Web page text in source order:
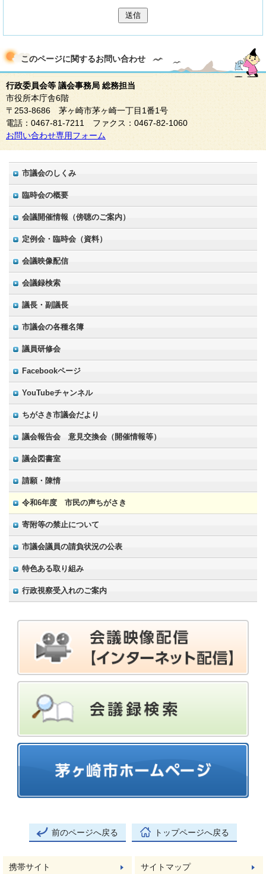
送信
このページに関するお問い合わせ
行政委員会等 議会事務局 総務担当
市役所本庁舎6階
〒253-8686 茅ヶ崎市茅ヶ崎一丁目1番1号
電話：0467-81-7211 ファクス：0467-82-1060
お問い合わせ専用フォーム
市議会のしくみ
臨時会の概要
会議開催情報（傍聴のご案内）
定例会・臨時会（資料）
会議映像配信
会議録検索
議長・副議長
市議会の各種名簿
議員研修会
Facebookページ
YouTubeチャンネル
ちがさき市議会だより
議会報告会 意見交換会（開催情報等）
議会図書室
請願・陳情
令和6年度 市民の声ちがさき
寄附等の禁止について
市議会議員の請負状況の公表
特色ある取り組み
行政視察受入れのご案内
前のページへ戻る トップページへ戻る
携帯サイト サイトマップ